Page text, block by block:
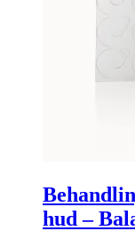
hud –